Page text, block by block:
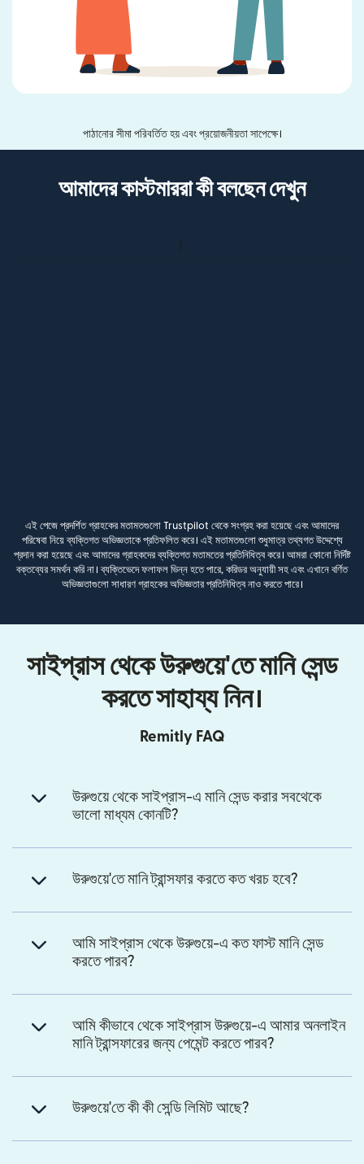
পাঠানোর সীমা পরিবর্তিত হয় এবং প্রয়োজনীয়তা সাপেক্ষে।
আমাদের কাস্টমাররা কী বলছেন দেখুন
এই পেজে প্রদর্শিত গ্রাহকের মতামতগুলো Trustpilot থেকে সংগ্রহ করা হয়েছে এবং আমাদের
পরিষেবা নিয়ে ব্যক্তিগত অভিজ্ঞতাকে প্রতিফলিত করে। এই মতামতগুলো শুধুমাত্র তথ্যগত উদ্দেশ্যে
প্রদান করা হয়েছে এবং আমাদের গ্রাহকদের ব্যক্তিগত মতামতের প্রতিনিধিত্ব করে। আমরা কোনো নির্দিষ্ট
বক্তব্যের সমর্থন করি না। ব্যক্তিভেদে ফলাফল ভিন্ন হতে পারে, করিডর অনুযায়ী সহ এবং এখানে বর্ণিত
অভিজ্ঞতাগুলো সাধারণ গ্রাহকের অভিজ্ঞতার প্রতিনিধিত্ব নাও করতে পারে।
সাইপ্রাস থেকে উরুগুয়ে'তে মানি সেন্ড
করতে সাহায্য নিন।
Remitly FAQ
উরুগুয়ে থেকে সাইপ্রাস-এ মানি সেন্ড করার সবথেকে
ভালো মাধ্যম কোনটি?
উরুগুয়ে'তে মানি ট্রান্সফার করতে কত খরচ হবে?
আমি সাইপ্রাস থেকে উরুগুয়ে-এ কত ফাস্ট মানি সেন্ড
করতে পারব?
আমি কীভাবে থেকে সাইপ্রাস উরুগুয়ে-এ আমার অনলাইন
মানি ট্রান্সফারের জন্য পেমেন্ট করতে পারব?
উরুগুয়ে'তে কী কী সেন্ডি লিমিট আছে?